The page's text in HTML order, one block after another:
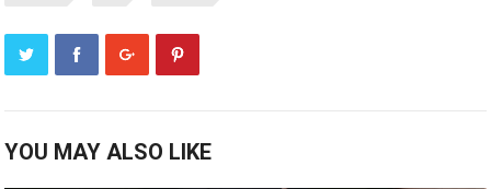
YOU MAY ALSO LIKE